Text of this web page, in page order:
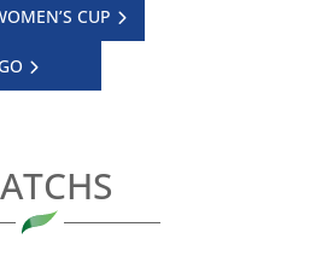
CUP